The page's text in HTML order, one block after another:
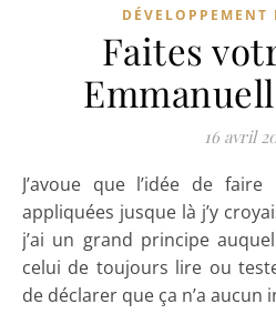
DÉVELOPPEMENT
Faites
16 avril
J’avoue que l’idée de faire l’inverse des solutions
appliquées jusque là j’y
j’ai un grand principe
celui de toujours lire ou
de déclarer que ça n’a aucun